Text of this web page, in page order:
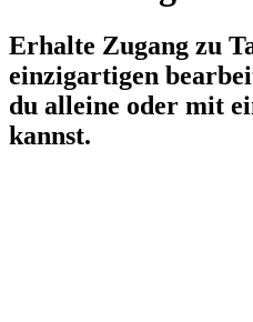
Erhalte Zugang zu
einzigartigen
du alleine oder mit
kannst.